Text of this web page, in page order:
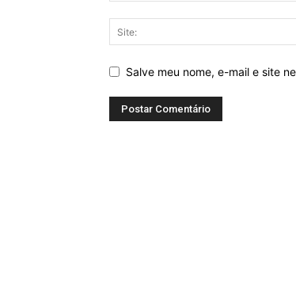
Salve meu nome, e-mail e site